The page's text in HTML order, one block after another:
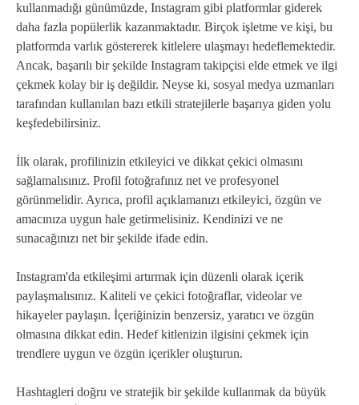
kullanmadığı günümüzde, Instagram gibi platformlar giderek
daha fazla popülerlik kazanmaktadır. Birçok işletme ve kişi, bu
platformda varlık göstererek kitlelere ulaşmayı hedeflemektedir.
Ancak, başarılı bir şekilde Instagram takipçisi elde etmek ve ilgi
çekmek kolay bir iş değildir. Neyse ki, sosyal medya uzmanları
tarafından kullanılan bazı etkili stratejilerle başarıya giden yolu
keşfedebilirsiniz.
İlk olarak, profilinizin etkileyici ve dikkat çekici olmasını
sağlamalısınız. Profil fotoğrafınız net ve profesyonel
görünmelidir. Ayrıca, profil açıklamanızı etkileyici, özgün ve
amacınıza uygun hale getirmelisiniz. Kendinizi ve ne
sunacağınızı net bir şekilde ifade edin.
Instagram'da etkileşimi artırmak için düzenli olarak içerik
paylaşmalısınız. Kaliteli ve çekici fotoğraflar, videolar ve
hikayeler paylaşın. İçeriğinizin benzersiz, yaratıcı ve özgün
olmasına dikkat edin. Hedef kitlenizin ilgisini çekmek için
trendlere uygun ve özgün içerikler oluşturun.
Hashtagleri doğru ve stratejik bir şekilde kullanmak da büyük